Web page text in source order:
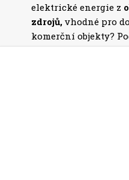
elektrické energie z
zdrojů, vhodné pro
komerční objekty?
naši nabídku